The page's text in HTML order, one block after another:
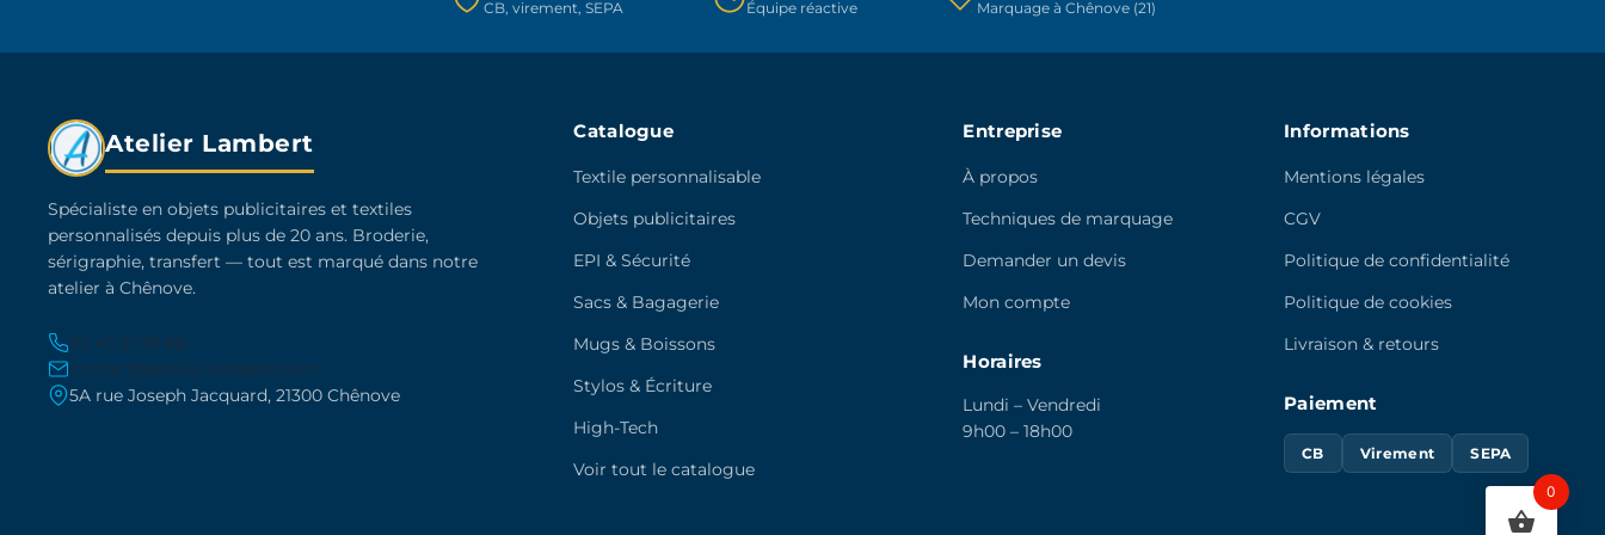
la
CB, virement, SEPA Équipe réactive Marquage à Chênove (21)
Atelier Lambert
Spécialiste en objets publicitaires et textiles
personnalisés depuis plus de 20 ans. Broderie,
sérigraphie, transfert — tout est marqué dans notre
atelier à Chênove.
03 45 21 30 86
contact@atelier-lambert.com
5A rue Joseph Jacquard, 21300 Chênove
Catalogue
Textile personnalisable
Objets publicitaires
EPI & Sécurité
Sacs & Bagagerie
Mugs & Boissons
Stylos & Écriture
High-Tech
Voir tout le catalogue
Entreprise
À propos
Techniques de marquage
Demander un devis
Mon compte
Horaires
Lundi – Vendredi
9h00 – 18h00
Informations
Mentions légales
CGV
Politique de confidentialité
Politique de cookies
Livraison & retours
Paiement
CB Virement SEPA
0